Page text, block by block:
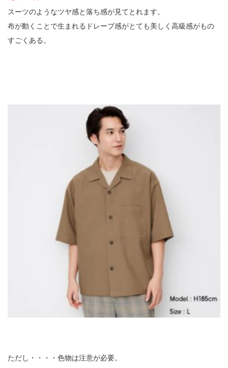
スーツのようなツヤ感と落ち感が見てとれます。
布が動くことで生まれるドレープ感がとても美しく高級感がもの
すごくある。
ただし・・・・色物は注意が必要。